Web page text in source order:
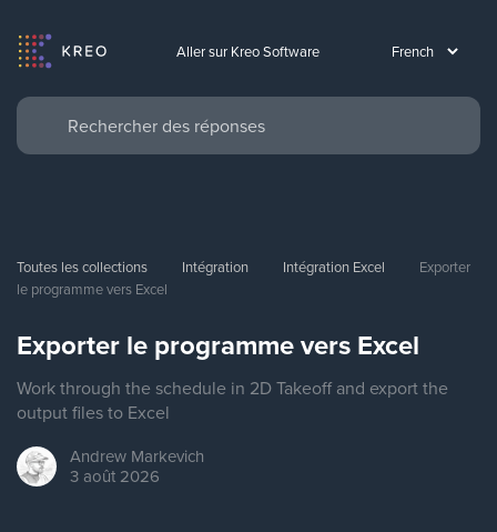
Aller sur Kreo Software
Toutes les collections Intégration Intégration Excel
Exporter
le programme vers Excel
Exporter le programme vers Excel
Work through the schedule in 2D Takeoff and export the
output files to Excel
Andrew Markevich
3 août 2026